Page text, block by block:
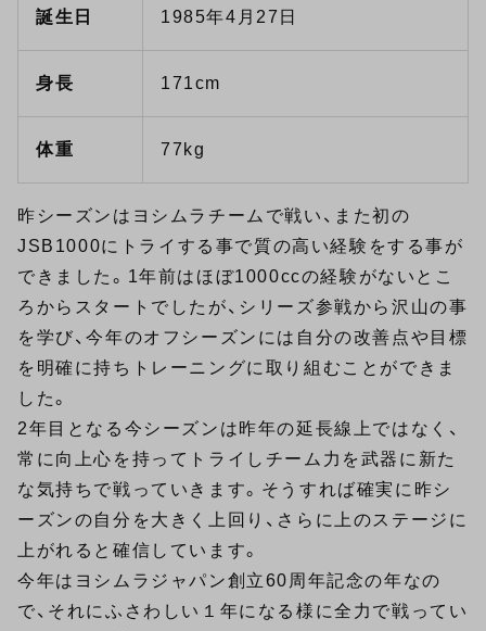
誕生日 1985年4月27日
身長 171cm
体重 77kg
昨シーズンはヨシムラチームで戦い、また初の
JSB1000にトライする事で質の高い経験をする事が
できました。1年前はほぼ1000ccの経験がないとこ
ろからスタートでしたが、シリーズ参戦から沢山の事
を学び、今年のオフシーズンには自分の改善点や目標
を明確に持ちトレーニングに取り組むことができま
した。
2年目となる今シーズンは昨年の延長線上ではなく、
常に向上心を持ってトライしチーム力を武器に新た
な気持ちで戦っていきます。そうすれば確実に昨シ
ーズンの自分を大きく上回り、さらに上のステージに
上がれると確信しています。
今年はヨシムラジャパン創立60周年記念の年なの
で、それにふさわしい１年になる様に全力で戦ってい